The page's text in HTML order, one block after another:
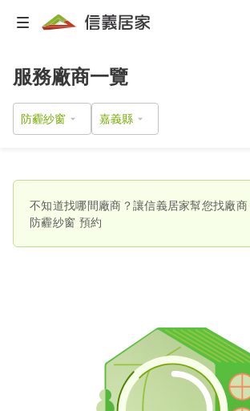
服務廠商一覽
防霾紗窗
不知道找哪間廠商？讓信義居家幫您找廠商
防霾紗窗 預約